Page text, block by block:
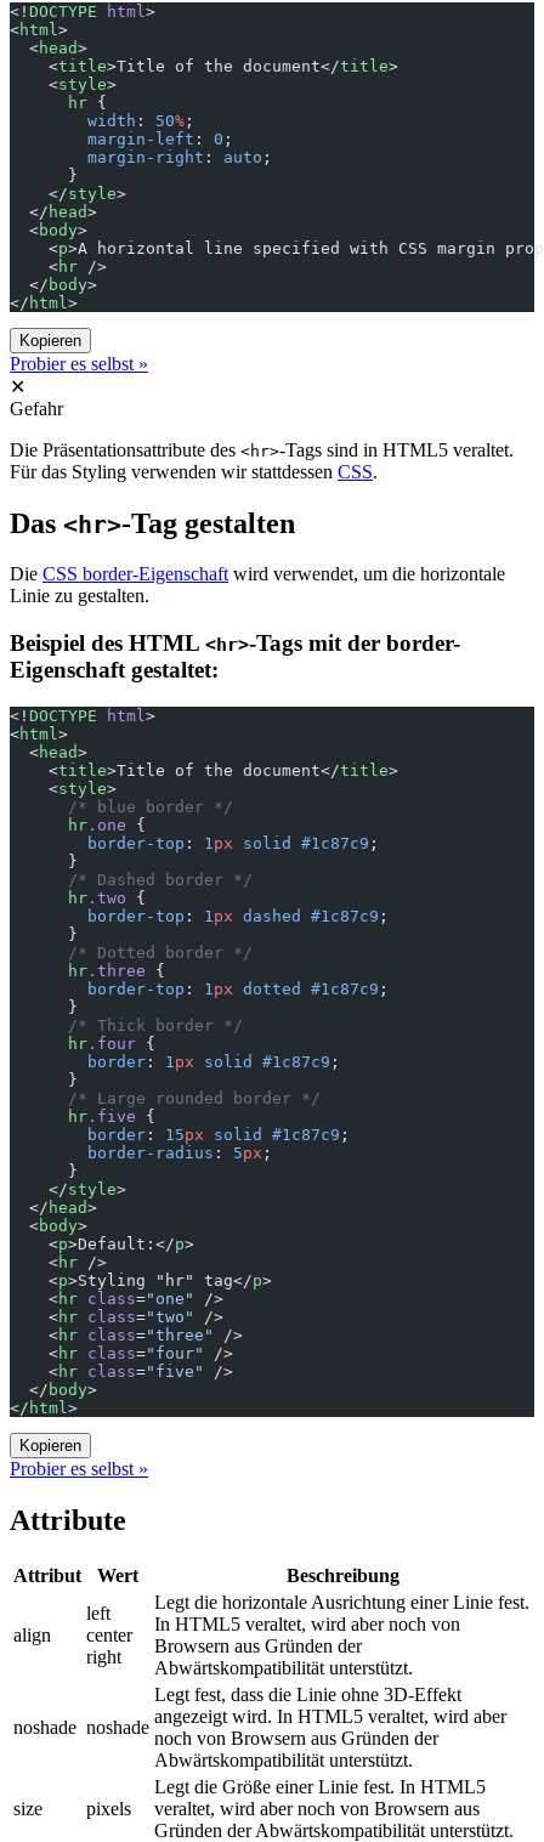
<! DOCTYPE html >
<html >
  <
head>
    <
title>Title of the document</title>
    <
style>
      hr
{
        width
: 50% ;
        margin-left
: 0 ;
        margin-right
: auto ;
      }
    </
style>
  </
head>
  <
body>
    <
p>A horizontal line specified with CSS margin
    <
hr />
  </
body>
</ html >
Kopieren
Probier es selbst »
✕
Gefahr
Die Präsentationsattribute des <hr>-Tags sind in HTML5 veraltet.
Für das Styling verwenden wir stattdessen CSS.
Das <hr>-Tag gestalten
Die CSS border-Eigenschaftwird verwendet, um die horizontale
Linie zu gestalten.
Beispiel des HTML <hr>-Tags mit der border-
Eigenschaft gestaltet:
<! DOCTYPE html >
<html >
  <
head>
    <
title>Title of the document</title>
    <
style>
      /* blue border */
      hr
.one {
        border-top
: 1 px solid #1c87c9 ;
      }
      /* Dashed border */
      hr
.two {
        border-top
: 1 px dashed #1c87c9 ;
      }
      /* Dotted border */
      hr
.three {
        border-top
: 1 px dotted #1c87c9 ;
      }
      /* Thick border */
      hr
.four {
        border
: 1 px solid #1c87c9 ;
      }
      /* Large rounded border */
      hr
.five {
        border
: 15px solid #1c87c9 ;
        border-radius
: 5px ;
      }
    </
style>
  </
head>
  <
body>
    <
p>Default:</p>
    <
hr />
    <
p>Styling "hr" tag</p>
    <
hr class="one"
/>
    <
hr class="two"
/>
    <
hr class="three"
/>
    <
hr class="four"
/>
    <
hr class="five"
/>
  </
body>
</ html >
Kopieren
Probier es selbst »
Attribute
Attribut Wert Beschreibung
align
left
center
right
Legt die horizontale Ausrichtung einer Linie fest.
In HTML5 veraltet, wird aber noch von
Browsern aus Gründen der
Abwärtskompatibilität unterstützt.
noshade noshade
Legt fest, dass die Linie ohne 3D-Effekt
angezeigt wird. In HTML5 veraltet, wird aber
noch von Browsern aus Gründen der
Abwärtskompatibilität unterstützt.
size pixels
Legt die Größe einer Linie fest. In HTML5
veraltet, wird aber noch von Browsern aus
Gründen der Abwärtskompatibilität unterstützt.